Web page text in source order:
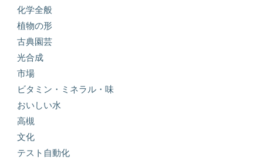
化学全般
植物の形
古典園芸
光合成
市場
ビタミン・ミネラル・味
おいしい水
高槻
文化
テスト自動化